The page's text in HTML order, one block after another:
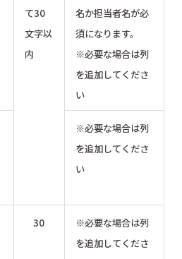
て30
文字以
内
名か担当者名が必
須になります。
※必要な場合は列
を追加してくださ
い
※必要な場合は列
を追加してくださ
い
30
※必要な場合は列
を追加してくださ